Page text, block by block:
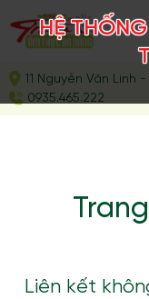
11 Nguyễn Văn Linh
0935.465.222
Liên kết
HỆ